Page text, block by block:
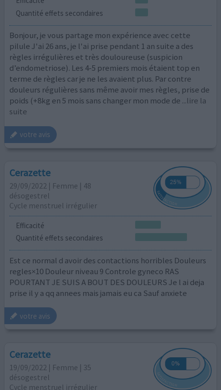
Quantité effets secondaires
Bonjour, je vous partage mon expérience avec cette
pilule J'ai 26 ans, je l'ai prise pendant 1 an suite a des
règles irrégulières et très douloureuse (suspicion
d’endometriose). Les 4-5 premiers mois étaient top en
terme de règles car je ne les avaient plus. Par contre
douleurs régulières sans même avoir mes règles, prise de
poids (+8kg en 5 mois sans changer mon mode de ...lire la
suite
votre avis
Cerazette
29/09/2022 | Femme | 48
désogestrel
Cycle menstruel irrégulier
Efficacité
Quantité effets secondaires
Est ce normal d avoir des contactions horribles Douleurs
regles×10 Douleur niveau 9 Controle gyneco RAS
POURTANT JE SUIS A BOUT DES DOULEURS Je l ai deja
prise il y a qq annees mais jamais eu ca Sauf anxiete
votre avis
Cerazette
19/09/2022 | Femme | 35
désogestrel
Cycle menstruel irrégulier